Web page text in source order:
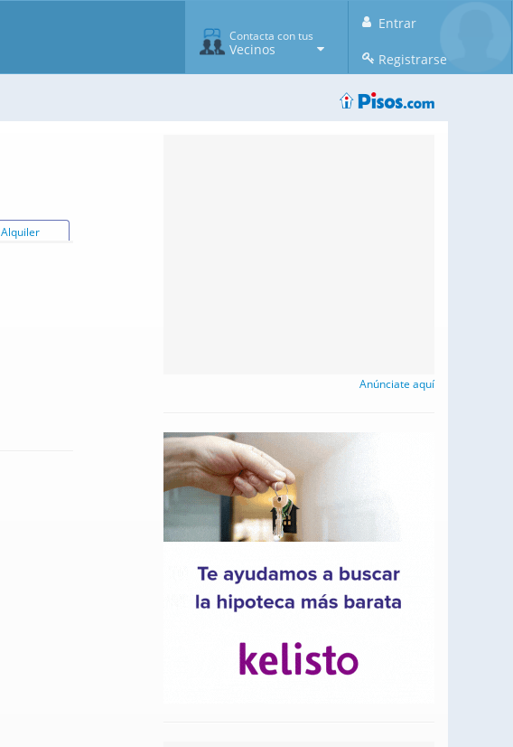
Entrar
Registrarse
Contacta con tus
Vecinos
Alquiler
Anúnciate aquí